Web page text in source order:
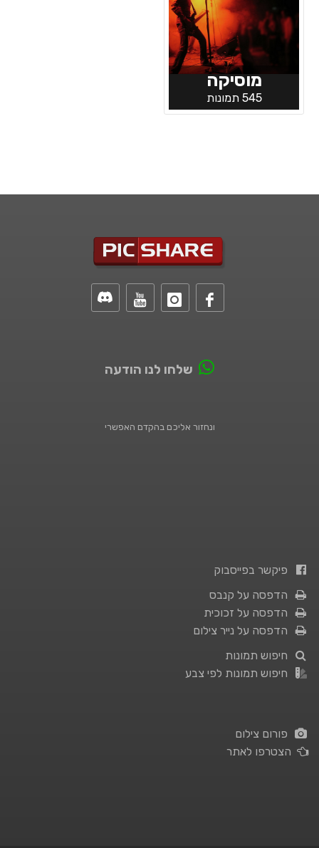
מוסיקה
545 תמונות
שלחו לנו הודעה
ונחזור אליכם בהקדם האפשרי
פיקשר בפייסבוק
הדפסה על קנבס
הדפסה על זכוכית
הדפסה על נייר צילום
חיפוש תמונות
חיפוש תמונות לפי צבע
פורום צילום
הצטרפו לאתר